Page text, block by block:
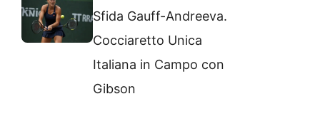
Sfida Gauff-Andreeva.
Cocciaretto Unica
Italiana in Campo con
Gibson